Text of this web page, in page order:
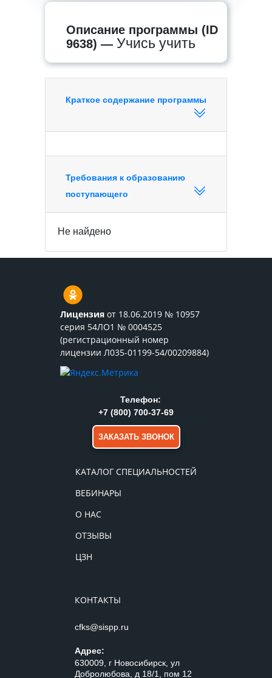
Описание программы (ID
9638) — Учись учить
Краткое содержание программы
Требования к образованию
поступающего
Не найдено
Лицензия от 18.06.2019 № 10957
серия 54ЛО1 № 0004525
(регистрационный номер
лицензии Л035-01199-54/00209884)
КАТАЛОГ СПЕЦИАЛЬНОСТЕЙ
ВЕБИНАРЫ
О НАС
ОТЗЫВЫ
ЦЗН
КОНТАКТЫ
cfks@sispp.ru
Адрес:
630009, г Новосибирск, ул
Добролюбова, д 18/1, пом 12
Телефон:
+7 (800) 700-37-69
ЗАКАЗАТЬ ЗВОНОК